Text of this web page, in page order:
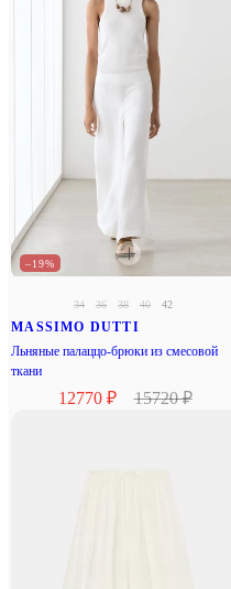
–19%
34 36 38 40 42
MASSIMO DUTTI
Льняные палаццо-брюки из смесовой
ткани
12770 ₽ 15720 ₽